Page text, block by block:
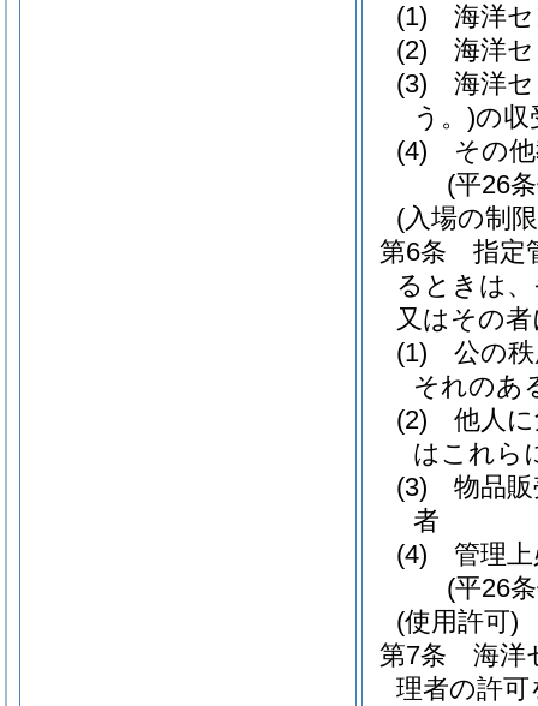
(1)
海洋
(2)
海洋
(3)
海洋
う。)の収
(4)
その
(平26
(入場の制
第6条
指定
るときは
又はその
(1)
公の
それのあ
(2)
他人
はこれら
(3)
物品
者
(4)
管理
(平26
(使用許可)
第7条
海洋
理者の許